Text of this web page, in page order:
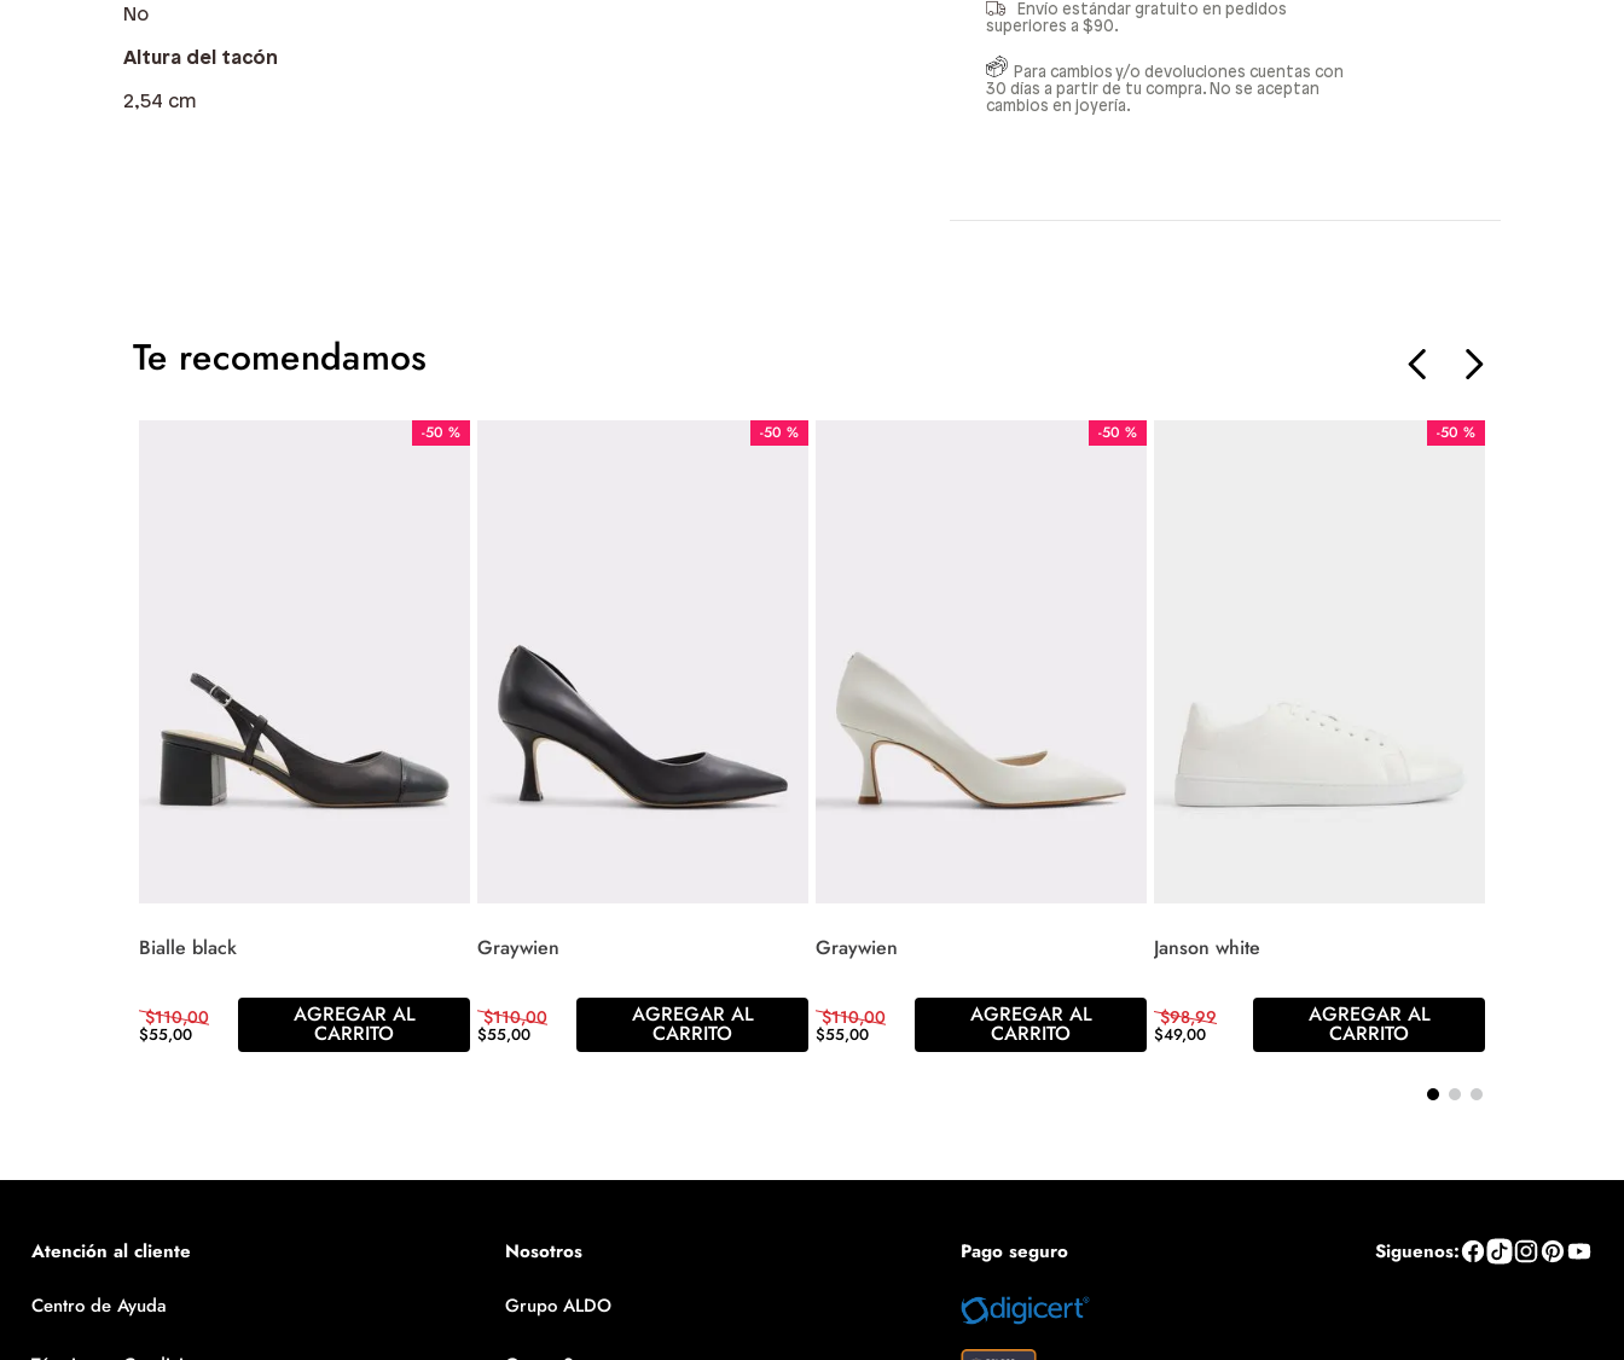
No
Altura del tacón
2,54 cm
Envío estándar gratuito en pedidos
superiores a $90.
Para cambios y/o devoluciones cuentas con
30 días a partir de tu compra. No se aceptan
cambios en joyería.
Te recomendamos
-50 %
Bialle black
$110,00
$55,00
AGREGAR AL
CARRITO
-50 %
Graywien
$110,00
$55,00
AGREGAR AL
CARRITO
-50 %
Graywien
$110,00
$55,00
AGREGAR AL
CARRITO
-50 %
Janson white
$98,99
$49,00
AGREGAR AL
CARRITO
Atención al cliente
Centro de Ayuda
Nosotros
Grupo ALDO
Pago seguro Siguenos: